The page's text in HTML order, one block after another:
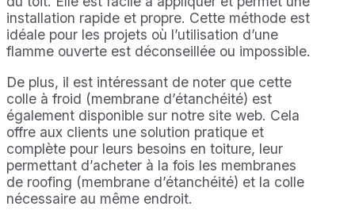
installation rapide et propre. Cette méthode est
idéale pour les projets où l’utilisation d’une
flamme ouverte est déconseillée ou impossible.
De plus, il est intéressant de noter que cette
colle à froid (membrane d’étanchéité) est
également disponible sur notre site web. Cela
offre aux clients une solution pratique et
complète pour leurs besoins en toiture, leur
permettant d’acheter à la fois les membranes
de roofing (membrane d’étanchéité) et la colle
nécessaire au même endroit.